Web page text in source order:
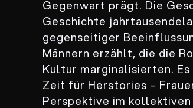
Gegenwart prägt. Die
Geschichte
gegenseitiger
Männern erzählt, die die
Kultur marginalisierten.
Zeit für Herstories –
Perspektive im kollektiven